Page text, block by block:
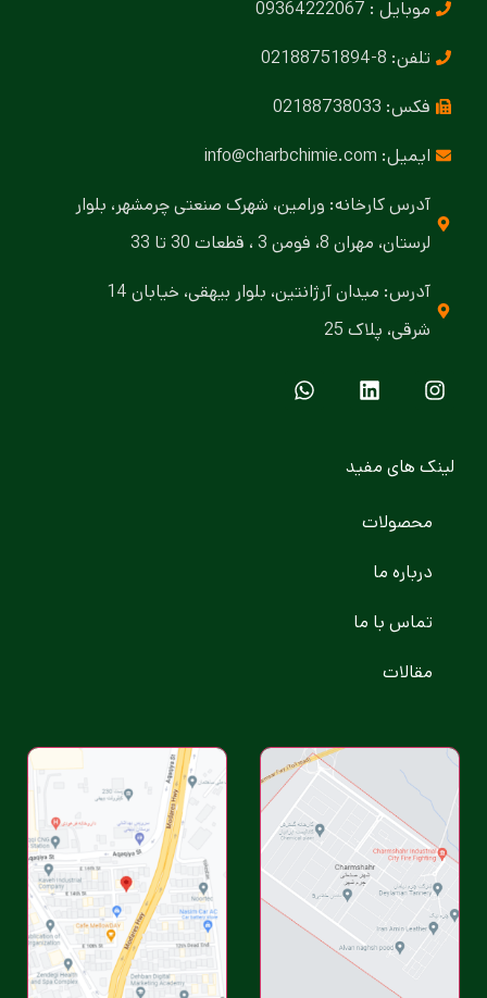
موبایل : 09364222067
تلفن: 8-02188751894
فکس: 02188738033
ایمیل: info@charbchimie.com
آدرس کارخانه: ورامین، شهرک صنعتی چرمشهر، بلوار
لرستان، مهران 8، فومن 3 ، قطعات 30 تا 33
آدرس: میدان آرژانتین، بلوار بیهقی، خیابان 14
شرقی، پلاک 25
لینک های مفید
محصولات
درباره ما
تماس با ما
مقالات